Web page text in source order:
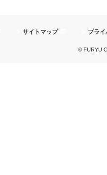
サイトマップ プラ
© FURYU